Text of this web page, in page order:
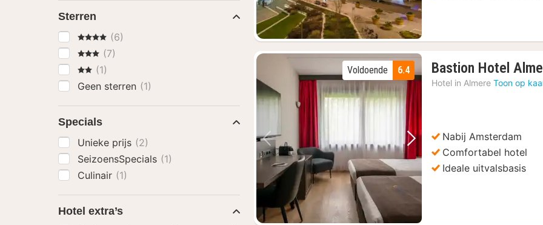
Vorige foto Volgende foto
6.4
Voldoende Bastion Hotel
Hotel in Almere Toon op
Nabij Amsterdam
Comfortabel hotel
Ideale uitvalsbasis
Sterren
4 Sterren
(6)
3 Sterren
(7)
2 Sterren
(1)
Geen sterren (1)
Specials
Unieke prijs (2)
SeizoensSpecials (1)
Culinair (1)
Hotel extra’s